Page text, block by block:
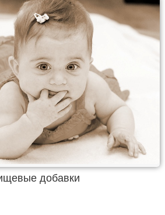
добавки